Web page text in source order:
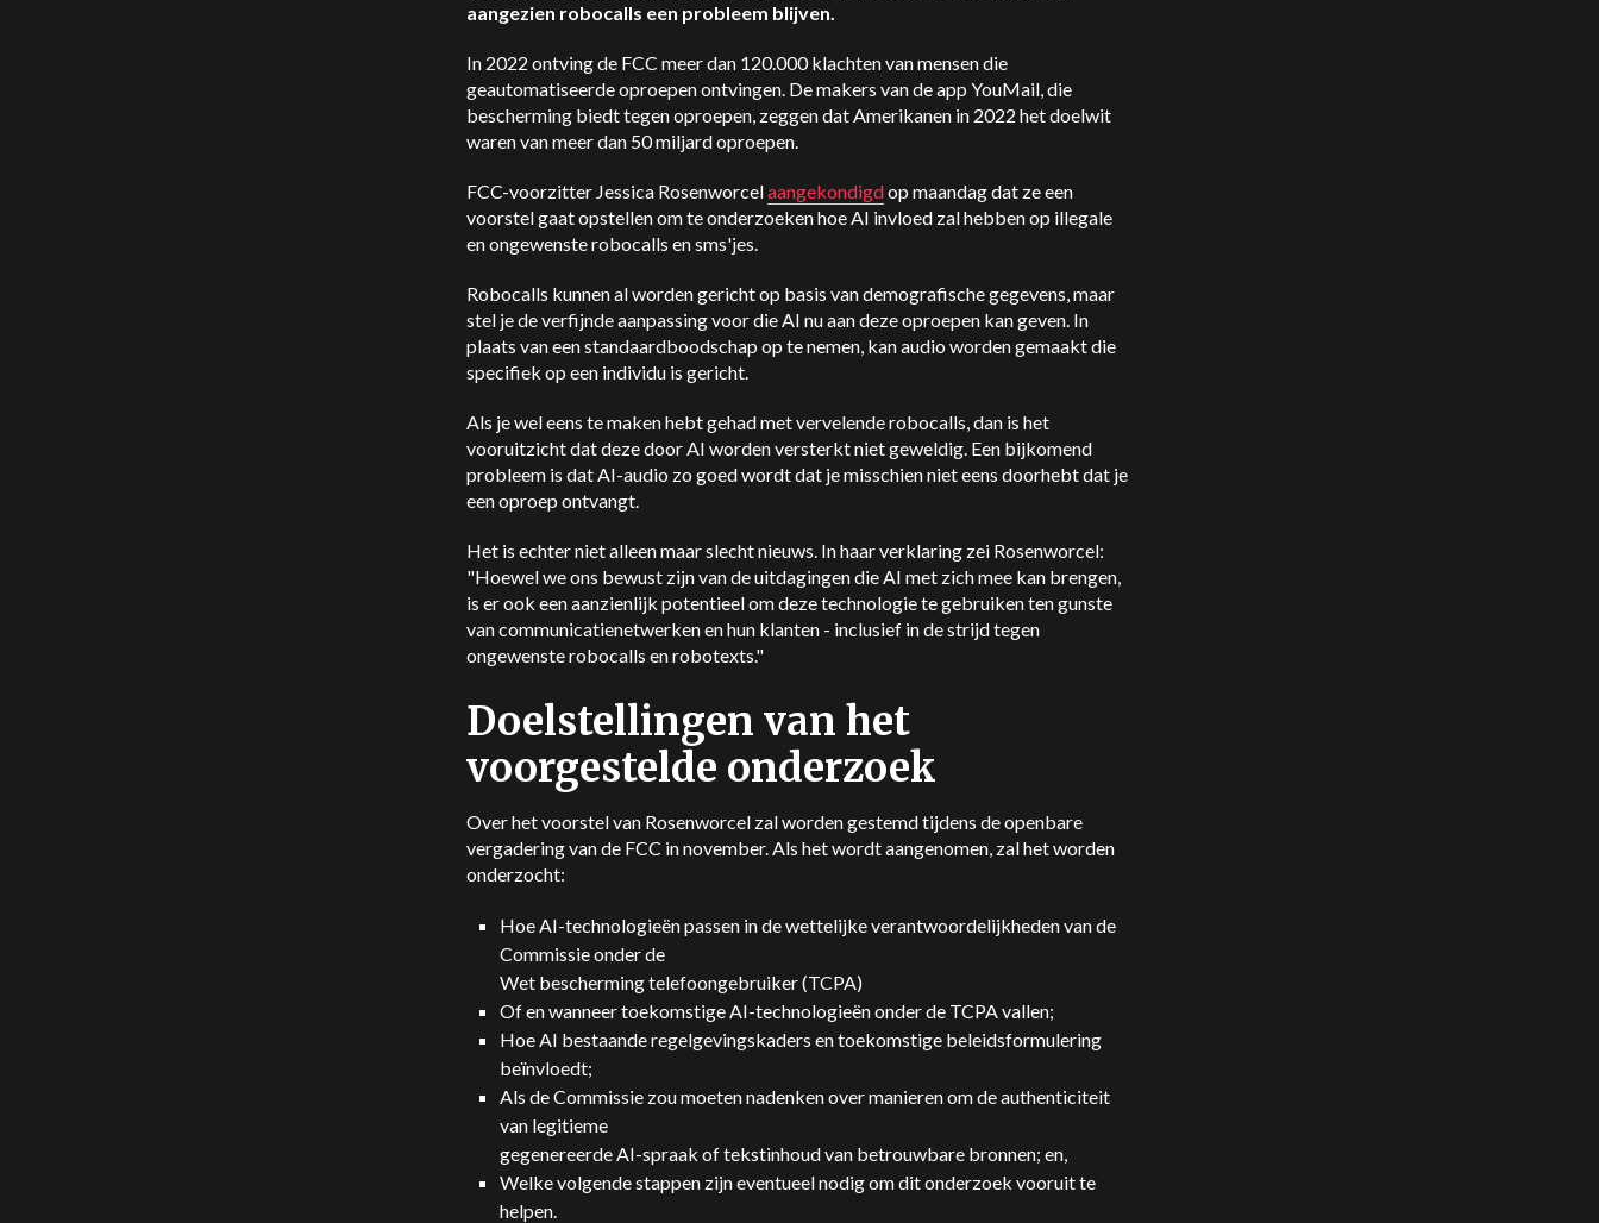
aangezien robocalls een probleem blijven.
In 2022 ontving de FCC meer dan 120.000 klachten van mensen die
geautomatiseerde oproepen ontvingen. De makers van de app YouMail, die
bescherming biedt tegen oproepen, zeggen dat Amerikanen in 2022 het doelwit
waren van meer dan 50 miljard oproepen.
FCC-voorzitter Jessica Rosenworcelaangekondigdop maandag dat ze een
voorstel gaat opstellen om te onderzoeken hoe AI invloed zal hebben op illegale
en ongewenste robocalls en sms'jes.
Robocalls kunnen al worden gericht op basis van demografische gegevens, maar
stel je de verfijnde aanpassing voor die AI nu aan deze oproepen kan geven. In
plaats van een standaardboodschap op te nemen, kan audio worden gemaakt die
specifiek op een individu is gericht.
Als je wel eens te maken hebt gehad met vervelende robocalls, dan is het
vooruitzicht dat deze door AI worden versterkt niet geweldig. Een bijkomend
probleem is dat AI-audio zo goed wordt dat je misschien niet eens doorhebt dat je
een oproep ontvangt.
Het is echter niet alleen maar slecht nieuws. In haar verklaring zei Rosenworcel:
"Hoewel we ons bewust zijn van de uitdagingen die AI met zich mee kan brengen,
is er ook een aanzienlijk potentieel om deze technologie te gebruiken ten gunste
van communicatienetwerken en hun klanten - inclusief in de strijd tegen
ongewenste robocalls en robotexts."
Doelstellingen van het
voorgestelde onderzoek
Over het voorstel van Rosenworcel zal worden gestemd tijdens de openbare
vergadering van de FCC in november. Als het wordt aangenomen, zal het worden
onderzocht:
Hoe AI-technologieën passen in de wettelijke verantwoordelijkheden van de
Commissie onder de
Wet bescherming telefoongebruiker (TCPA)
Of en wanneer toekomstige AI-technologieën onder de TCPA vallen;
Hoe AI bestaande regelgevingskaders en toekomstige beleidsformulering
beïnvloedt;
Als de Commissie zou moeten nadenken over manieren om de authenticiteit
van legitieme
gegenereerde AI-spraak of tekstinhoud van betrouwbare bronnen; en,
Welke volgende stappen zijn eventueel nodig om dit onderzoek vooruit te
helpen.